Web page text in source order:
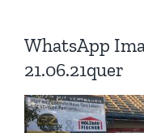
WhatsApp
21.06.21quer